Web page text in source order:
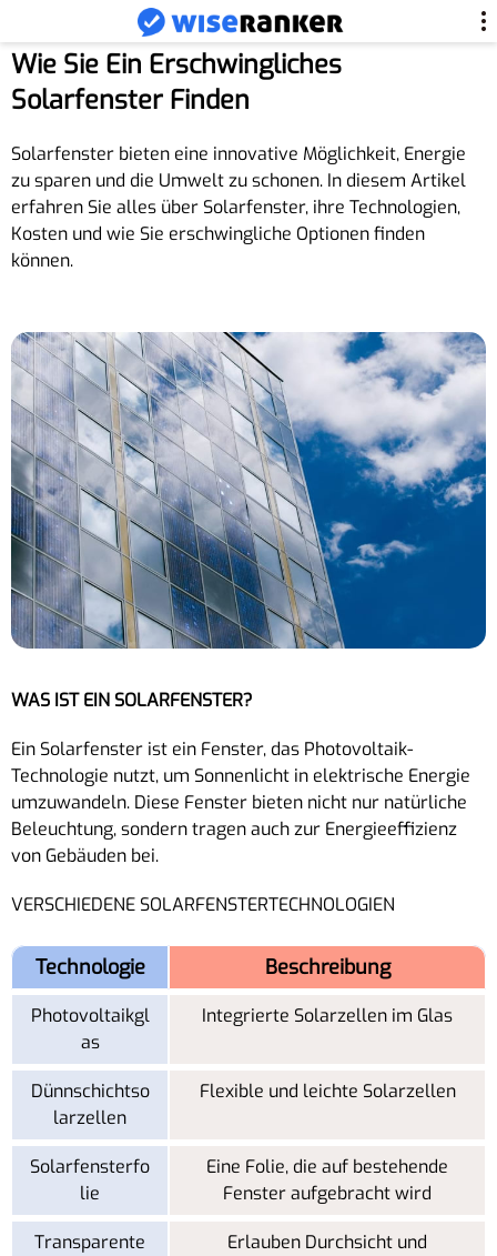
Wie Sie Ein Erschwingliches
Solarfenster Finden
Solarfenster bieten eine innovative Möglichkeit, Energie
zu sparen und die Umwelt zu schonen. In diesem Artikel
erfahren Sie alles über Solarfenster, ihre Technologien,
Kosten und wie Sie erschwingliche Optionen finden
können.
WAS IST EIN SOLARFENSTER?
Ein Solarfenster ist ein Fenster, das Photovoltaik-
Technologie nutzt, um Sonnenlicht in elektrische Energie
umzuwandeln. Diese Fenster bieten nicht nur natürliche
Beleuchtung, sondern tragen auch zur Energieeffizienz
von Gebäuden bei.
VERSCHIEDENE SOLARFENSTERTECHNOLOGIEN
Technologie Beschreibung
Photovoltaikgl
as
Integrierte Solarzellen im Glas
Dünnschichtso
larzellen
Flexible und leichte Solarzellen
Solarfensterfo
lie
Eine Folie, die auf bestehende
Fenster aufgebracht wird
Transparente
Erlauben Durchsicht und